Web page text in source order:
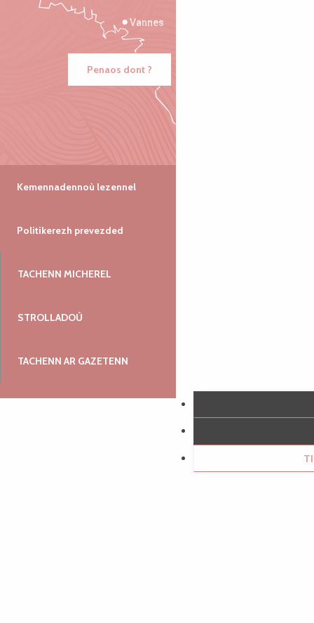
Vannes
Penaos dont ?
Kemennadennoù lezennel
Politikerezh prevezded
TACHENN MICHEREL
STROLLADOÙ
TACHENN AR GAZETENN